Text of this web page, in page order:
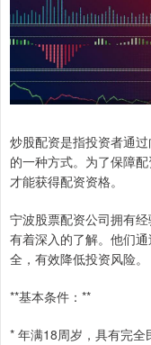
炒股配资是指投资者通
的一种方式。为了保障
才能获得配资资格。
宁波股票配资公司拥有
有着深入的了解。他们
全，有效降低投资风险。
**基本条件：**
* 年满18周岁，具有完全